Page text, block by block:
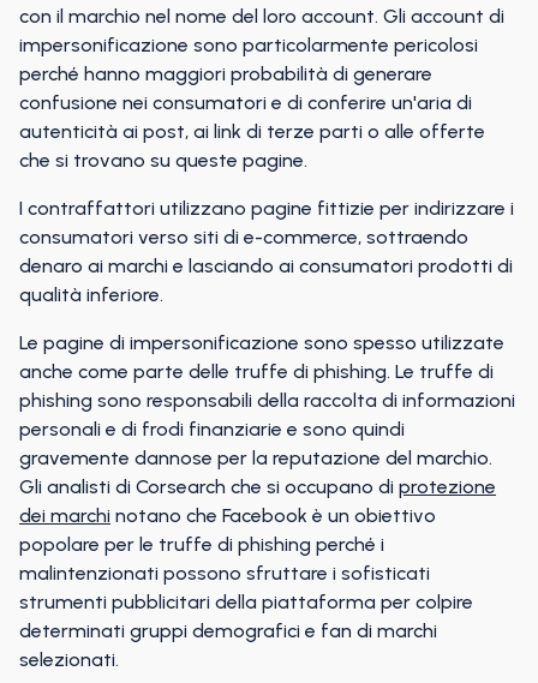
con il marchio nel nome del loro account. Gli account di
impersonificazione sono particolarmente pericolosi
perché hanno maggiori probabilità di generare
confusione nei consumatori e di conferire un'aria di
autenticità ai post, ai link di terze parti o alle offerte
che si trovano su queste pagine.
I contraffattori utilizzano pagine fittizie per indirizzare i
consumatori verso siti di e-commerce, sottraendo
denaro ai marchi e lasciando ai consumatori prodotti di
qualità inferiore.
Le pagine di impersonificazione sono spesso utilizzate
anche come parte delle truffe di phishing. Le truffe di
phishing sono responsabili della raccolta di informazioni
personali e di frodi finanziarie e sono quindi
gravemente dannose per la reputazione del marchio.
Gli analisti di Corsearch che si occupano di protezione
dei marchi notano che Facebook è un obiettivo
popolare per le truffe di phishing perché i
malintenzionati possono sfruttare i sofisticati
strumenti pubblicitari della piattaforma per colpire
determinati gruppi demografici e fan di marchi
selezionati.